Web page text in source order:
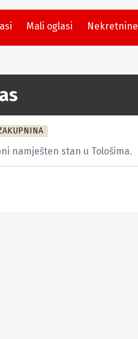
Mali oglasi Nekretnine
namješten stan u Tološima.